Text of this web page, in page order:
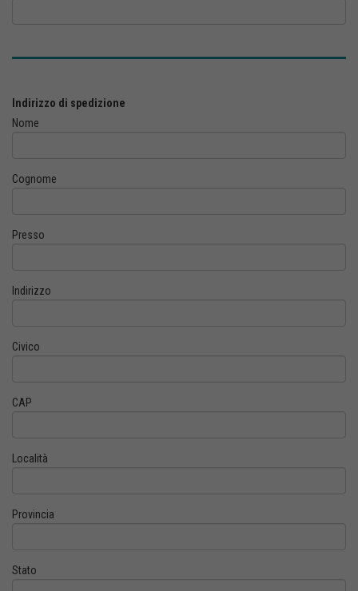
Indirizzo di spedizione
Nome
Cognome
Presso
Indirizzo
Civico
CAP
Località
Provincia
Stato